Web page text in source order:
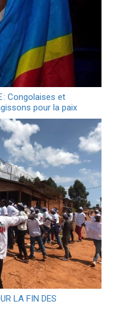
: Congolaises et
pour la paix
LA FIN DES